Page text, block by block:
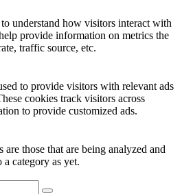
understand how visitors interact with
provide information on metrics the
traffic source, etc.
to provide visitors with relevant ads
cookies track visitors across
to provide customized ads.
those that are being analyzed and
category as yet.